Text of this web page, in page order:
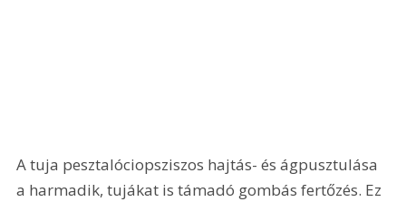
A tuja pesztalóciopsziszos hajtás- és ágpusztulása
a harmadik, tujákat is támadó gombás fertőzés. Ez